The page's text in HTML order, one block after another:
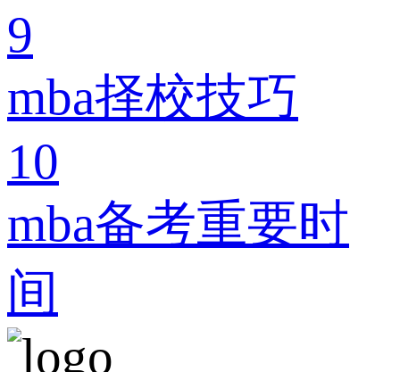
9
mba择校技巧
10
mba备考重要时
间